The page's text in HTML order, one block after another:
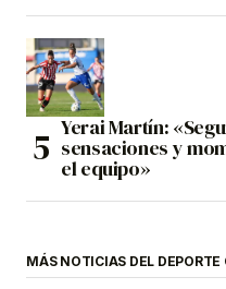
Yerai Martín:
sensaciones y
el equipo»
MÁS NOTICIAS DEL DEPORTE